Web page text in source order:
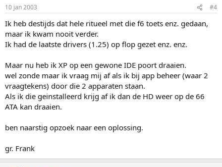
10 jan 2003 #4
Ik heb destijds dat hele ritueel met die f6 toets enz. gedaan,
maar ik kwam nooit verder.
Ik had de laatste drivers (1.25) op flop gezet enz. enz.
Maar nu heb ik XP op een gewone IDE poort draaien.
wel zonde maar ik vraag mij af als ik bij app beheer (waar 2
vraagtekens) door die 2 apparaten staan.
Als ik die geinstalleerd krijg af ik dan de HD weer op de 66
ATA kan draaien.
ben naarstig opzoek naar een oplossing.
gr. Frank